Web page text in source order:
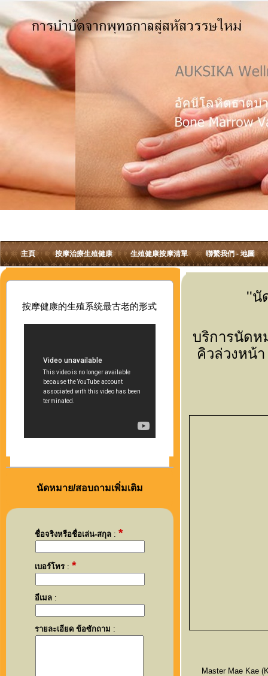
主頁 按摩治療生殖健康 生殖健康按摩清單 聯繫我們 - 地圖
按摩健康的生殖系统最古老的形式
นัดหมาย/สอบถามเพิ่มเติม
ชื่อจริงหรือชื่อเล่น-สกุล :*
เบอร์โทร :*
อีเมล :
รายละเอียด ข้อซักถาม :
''นั
บริการนัด
คิวล่วงหน้
Master Mae Kae